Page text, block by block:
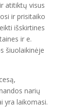
atitiktų visus
ir prisitaiko
išskirtines
ir e.
šiuolaikinėje
narių
yra laikomasi.